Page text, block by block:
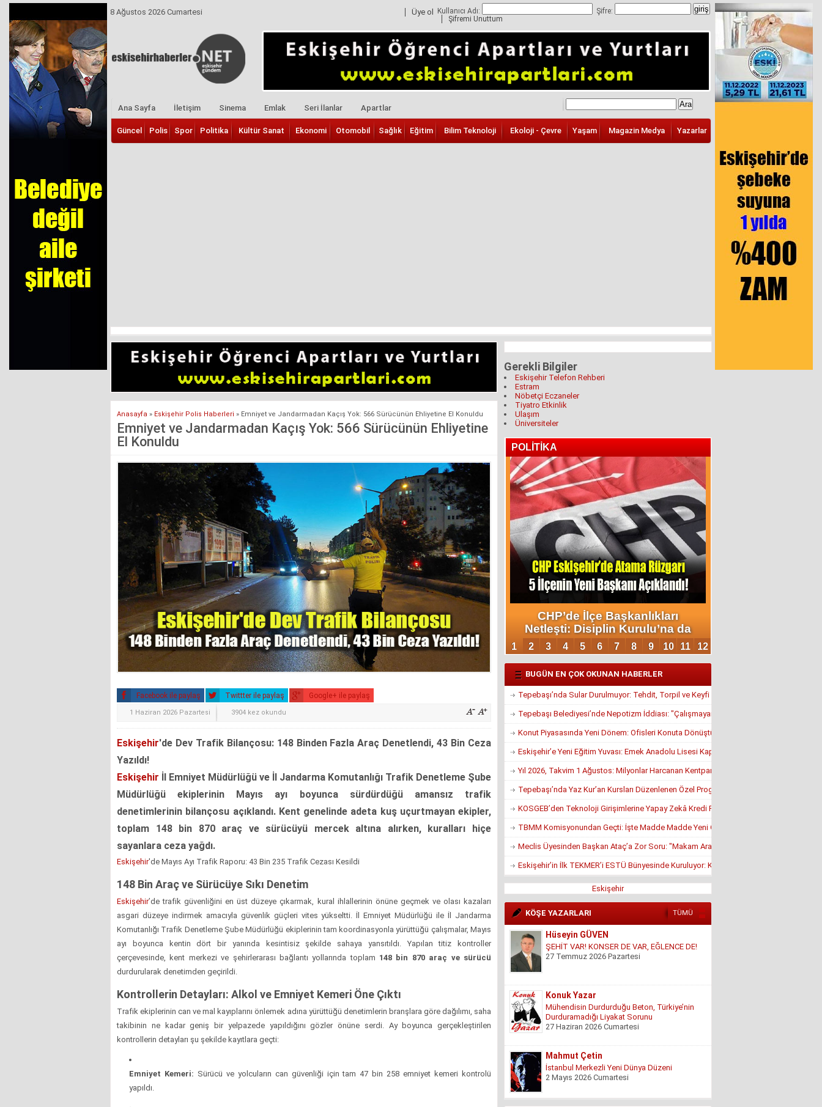
8 Ağustos 2026 Cumartesi Üye ol Kullanıcı Adı:
Şifre:
Şifremi Unuttum
Ana Sayfa İletişim Sinema Emlak Seri İlanlar Apartlar
Güncel Polis Spor Politika Kültür Sanat Ekonomi Otomobil Sağlık Eğitim Bilim Teknoloji Ekoloji - Çevre Yaşam Magazin Medya Yazarlar
Anasayfa » Eskişehir Polis Haberleri » Emniyet ve Jandarmadan Kaçış Yok: 566 Sürücünün Ehliyetine El Konuldu
Emniyet ve Jandarmadan Kaçış Yok: 566 Sürücünün Ehliyetine
El Konuldu
Facebook ile paylaş Twittter ile paylaş Google+ ile paylaş
1 Haziran 2026 Pazartesi 3904 kez okundu
Eskişehir'de Dev Trafik Bilançosu: 148 Binden Fazla Araç Denetlendi, 43 Bin Ceza
Yazıldı!
Eskişehir İl Emniyet Müdürlüğü ve İl Jandarma Komutanlığı Trafik Denetleme Şube
Müdürlüğü ekiplerinin Mayıs ayı boyunca sürdürdüğü amansız trafik
denetimlerinin bilançosu açıklandı. Kent genelinde adeta kuş uçurtmayan ekipler,
toplam 148 bin 870 araç ve sürücüyü mercek altına alırken, kuralları hiçe
sayanlara ceza yağdı.
Eskişehir'de Mayıs Ayı Trafik Raporu: 43 Bin 235 Trafik Cezası Kesildi
148 Bin Araç ve Sürücüye Sıkı Denetim
Eskişehir’de trafik güvenliğini en üst düzeye çıkarmak, kural ihlallerinin önüne geçmek ve olası kazaları
asgari düzeye indirmek amacıyla güvenlik güçleri vites yükseltti. İl Emniyet Müdürlüğü ile İl Jandarma
Komutanlığı Trafik Denetleme Şube Müdürlüğü ekiplerinin tam koordinasyonla yürüttüğü çalışmalar, Mayıs
ayı boyunca kentin dört bir yanında kesintisiz şekilde sahaya yansıtıldı. Yapılan titiz kontroller
çerçevesinde, kent merkezi ve şehirlerarası bağlantı yollarında toplam 148 bin 870 araç ve sürücü
durdurularak denetimden geçirildi.
Kontrollerin Detayları: Alkol ve Emniyet Kemeri Öne Çıktı
Trafik ekiplerinin can ve mal kayıplarını önlemek adına yürüttüğü denetimlerin branşlara göre dağılımı, saha
takibinin ne kadar geniş bir yelpazede yapıldığını gözler önüne serdi. Ay boyunca gerçekleştirilen
kontrollerin detayları şu şekilde kayıtlara geçti:
Emniyet Kemeri: Sürücü ve yolcuların can güvenliği için tam 47 bin 258 emniyet kemeri kontrolü
yapıldı.
Gerekli Bilgiler
Eskişehir Telefon Rehberi
Estram
Nöbetçi Eczaneler
Tiyatro Etkinlik
Ulaşım
Üniversiteler
BUGÜN EN ÇOK OKUNAN HABERLER
Tepebaşı’nda Sular Durulmuyor: Tehdit, Torpil ve Keyfi Atamalar Gündemde
Tepebaşı Belediyesi’nde Nepotizm İddiası: "Çalışmayan Kaldı, Çavuş İstifa Ettirildi"
Konut Piyasasında Yeni Dönem: Ofisleri Konuta Dönüştürmek İçin Son Tarih 1
Eskişehir’e Yeni Eğitim Yuvası: Emek Anadolu Lisesi Kapılarını Açmaya Hazırlanıyor
Yıl 2026, Takvim 1 Ağustos: Milyonlar Harcanan Kentpark Plajı Ne Zaman Açılacak?
Tepebaşı’nda Yaz Kur’an Kursları Düzenlenen Özel Programla Açıldı
KOSGEB’den Teknoloji Girişimlerine Yapay Zekâ Kredi Programı
TBMM Komisyonundan Geçti: İşte Madde Madde Yeni Öğrenci Affı Rehberi
Meclis Üyesinden Başkan Ataç’a Zor Soru: "Makam Aracı Eşine mi Tahsis Edildi?"
Eskişehir’in İlk TEKMER’i ESTÜ Bünyesinde Kuruluyor: KOSGEB Onayı Geldi
Eskişehir
KÖŞE YAZARLARI TÜMÜ
Konuk Yazar
Mühendisin Durdurduğu Beton, Türkiye’nin
Durduramadığı Liyakat Sorunu
Mahmut Çetin
İstanbul Merkezli Yeni Dünya Düzeni
2 Mayıs 2026 Cumartesi
Muhterem Turan
Eskişehir’de Görünmeyen Hayır Kapısı
8 Şubat 2026 Pazar